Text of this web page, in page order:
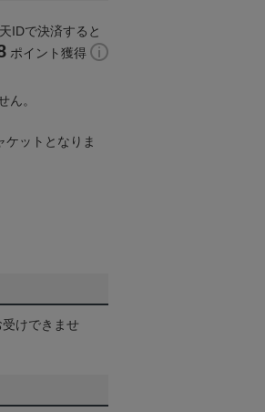
IDで決済すると
ポイント獲得
ん。
ットとなりま
けできませ